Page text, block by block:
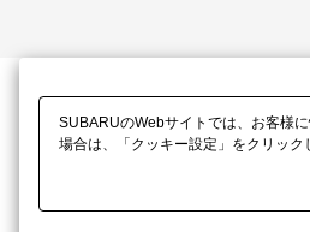
SUBARUのWebサイトでは、お客様
場合は、「クッキー設定」をクリック